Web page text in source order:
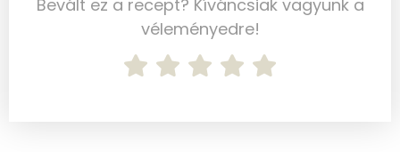
Bevált ez a recept? Kíváncsiak vagyunk a
véleményedre!